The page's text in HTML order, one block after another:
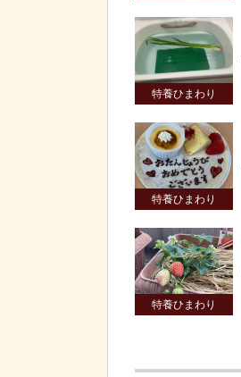
特養ひまわり
特養ひまわり
特養ひまわり